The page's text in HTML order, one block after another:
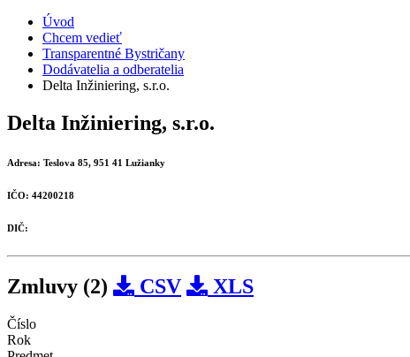
Úvod
Chcem vedieť
Transparentné Bystričany
Dodávatelia a odberatelia
Delta Inžiniering, s.r.o.
Delta Inžiniering, s.r.o.
Adresa: Teslova 85, 951 41 Lužianky
IČO: 44200218
DIČ:
Zmluvy (2) CSV XLS
Číslo
Rok